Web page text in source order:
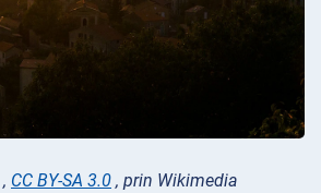
, CC BY-SA 3.0 , prin Wikimedia